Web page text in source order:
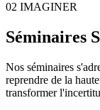
02 IMAGINER
Séminaires
Nos séminaires
reprendre de la
transformer